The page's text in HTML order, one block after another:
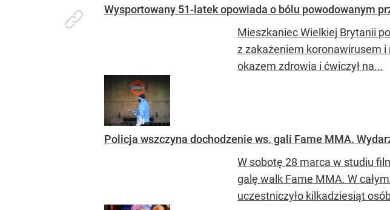
Wysportowany 51-latek opowiada o bólu powodowanym
Mieszkaniec Wielkiej Brytanii
z zakażeniem koronawirusem i
okazem zdrowia i ćwiczył na...
Policja wszczyna dochodzenie ws. gali Fame MMA.
W sobotę 28 marca w studiu
galę walk Fame MMA. W
uczestniczyło kilkadziesiąt